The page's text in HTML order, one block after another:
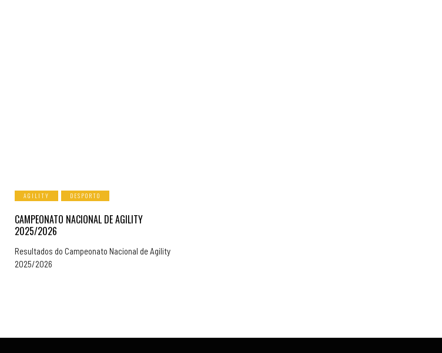
AGILITY DESPORTO
CAMPEONATO NACIONAL DE AGILITY
2025/2026
Resultados do Campeonato Nacional de Agility
2025/2026